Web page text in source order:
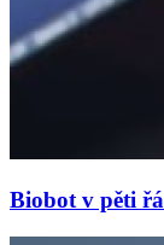
Biobot v pěti